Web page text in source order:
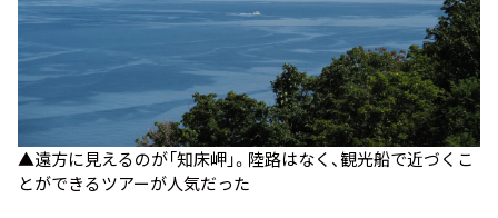
▲遠方に見えるのが「知床岬」。陸路はなく、観光船で近づくこ
とができるツアーが人気だった